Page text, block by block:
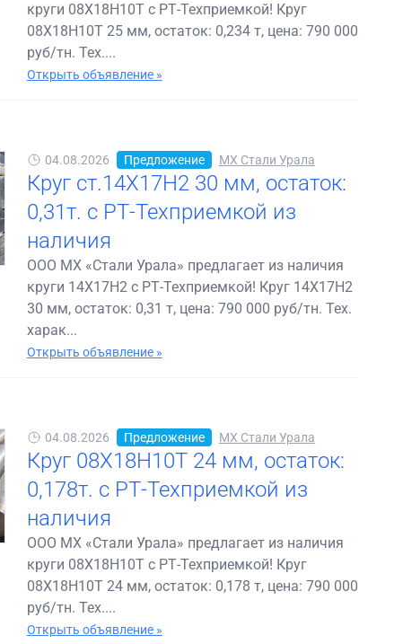
круги 08Х18Н10Т с РТ-Техприемкой! Круг
08Х18Н10Т 25 мм, остаток: 0,234 т, цена: 790 000
руб/тн. Тех....
Открыть объявление »
04.08.2026 Предложение МХ Стали Урала
Круг ст.14Х17Н2 30 мм, остаток:
0,31т. с РТ-Техприемкой из
наличия
ООО МХ «Стали Урала» предлагает из наличия
круги 14Х17Н2 с РТ-Техприемкой! Круг 14Х17Н2
30 мм, остаток: 0,31 т, цена: 790 000 руб/тн. Тех.
харак...
Открыть объявление »
04.08.2026 Предложение МХ Стали Урала
Круг 08Х18Н10Т 24 мм, остаток:
0,178т. с РТ-Техприемкой из
наличия
ООО МХ «Стали Урала» предлагает из наличия
круги 08Х18Н10Т с РТ-Техприемкой! Круг
08Х18Н10Т 24 мм, остаток: 0,178 т, цена: 790 000
руб/тн. Тех....
Открыть объявление »